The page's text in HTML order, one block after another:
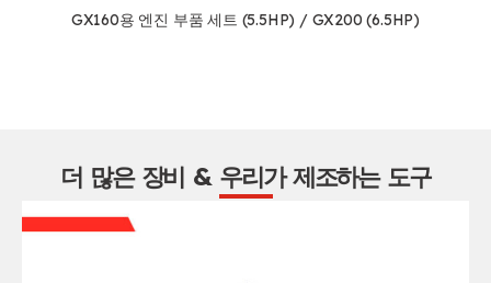
GX160용 엔진 부품 세트 (5.5HP) / GX200 (6.5HP)
더 많은 장비 & 우리가 제조하는 도구